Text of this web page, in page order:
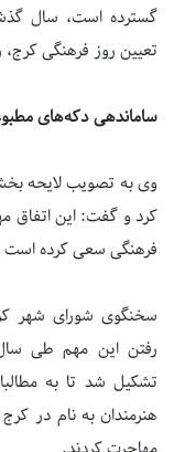
گسترده است، سال
تعیین روز فرهنگی کرج،
ساماندهی دکه‌های
وی به تصویب لایحه
کرد و گفت: این
فرهنگی سعی کرده است
سخنگوی شورای شهر
رفتن این مهم طی
تشکیل شد تا به
هنرمندان به نام در